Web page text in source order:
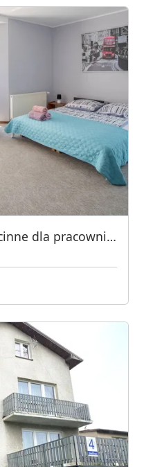
Przestronne pokoje gościnne dla pracowników firm - Gdańsk